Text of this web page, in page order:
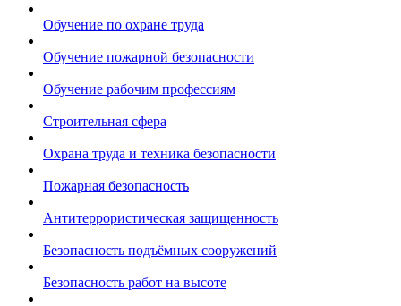
Обучение по охране труда
Обучение пожарной безопасности
Обучение рабочим профессиям
Строительная сфера
Охрана труда и техника безопасности
Пожарная безопасность
Антитеррористическая защищенность
Безопасность подъёмных сооружений
Безопасность работ на высоте